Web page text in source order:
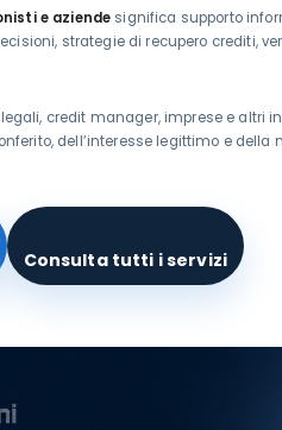
BLOG
e aziende significa supporto
strategie di recupero crediti,
legali, credit manager, imprese e
dell’interesse legittimo e della
Consulta tutti i servizi